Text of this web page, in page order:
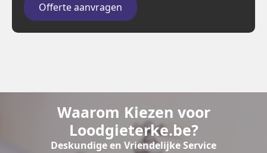
Offerte aanvragen
Waarom Kiezen voor
Loodgieterke.be?
Deskundige en Vriendelijke Service